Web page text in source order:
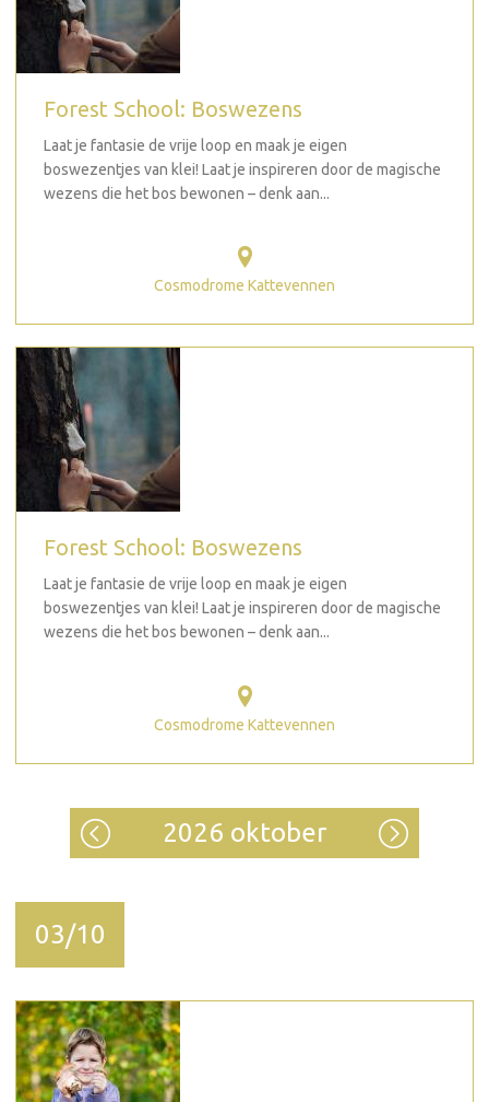
Forest School: Boswezens
Laat je fantasie de vrije loop en maak je eigen
boswezentjes van klei! Laat je inspireren door de magische
wezens die het bos bewonen – denk aan...
Cosmodrome Kattevennen
Forest School: Boswezens
Laat je fantasie de vrije loop en maak je eigen
boswezentjes van klei! Laat je inspireren door de magische
wezens die het bos bewonen – denk aan...
Cosmodrome Kattevennen
2026 oktober
03/10